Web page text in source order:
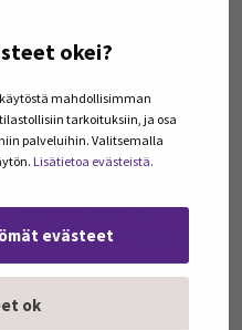
okei?
mahdollisimman
tarkoituksiin, ja osa
palveluihin. Valitsemalla
Lisätietoa evästeistä.
evästeet
ok
sähköturvallisuus.
on aidattu ja
niihin.
aurinkopaneelien
ja maisemia tarkkaili,
olevan pääosin
pellon reunoille ja